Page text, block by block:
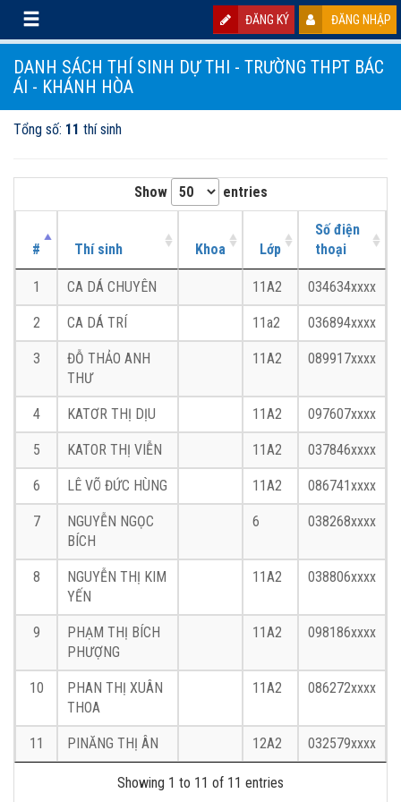
ĐĂNG KÝ ĐĂNG NHẬP
DANH SÁCH THÍ SINH DỰ THI - TRƯỜNG THPT BÁC
ÁI - KHÁNH HÒA
Tổng số: 11 thí sinh
Show entries
# Thí sinh Khoa Lớp
Số điện
thoại
1 CA DÁ CHUYÊN 11A2 034634xxxx
2 CA DÁ TRÍ 11a2 036894xxxx
3
ĐỖ THẢO ANH
THƯ
11A2 089917xxxx
4 KATƠR THỊ DỊU 11A2 097607xxxx
5 KATOR THỊ VIỄN 11A2 037846xxxx
6 LÊ VÕ ĐỨC HÙNG 11A2 086741xxxx
7
NGUYỄN NGỌC
BÍCH
6 038268xxxx
8
NGUYỄN THỊ KIM
YẾN
11A2 038806xxxx
9
PHẠM THỊ BÍCH
PHƯỢNG
11A2 098186xxxx
10
PHAN THỊ XUÂN
THOA
11A2 086272xxxx
11 PINĂNG THỊ ÂN 12A2 032579xxxx
Showing 1 to 11 of 11 entries